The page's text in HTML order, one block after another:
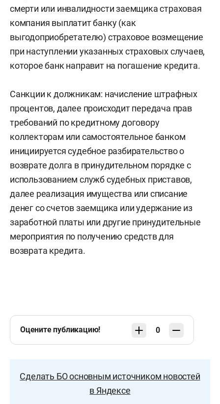
смерти или инвалидности заемщика страховая
компания выплатит банку (как
выгодоприобретателю) страховое возмещение
при наступлении указанных страховых случаев,
которое банк направит на погашение кредита.
Санкции к должникам: начисление штрафных
процентов, далее происходит передача прав
требований по кредитному договору
коллекторам или самостоятельное банком
инициируется судебное разбирательство о
возврате долга в принудительном порядке с
использованием служб судебных приставов,
далее реализация имущества или списание
денег со счетов заемщика или удержание из
заработной платы или другие принудительные
мероприятия по получению средств для
возврата кредита.
Оцените публикацию! 0
Сделать БО основным источником новостей
в Яндексе